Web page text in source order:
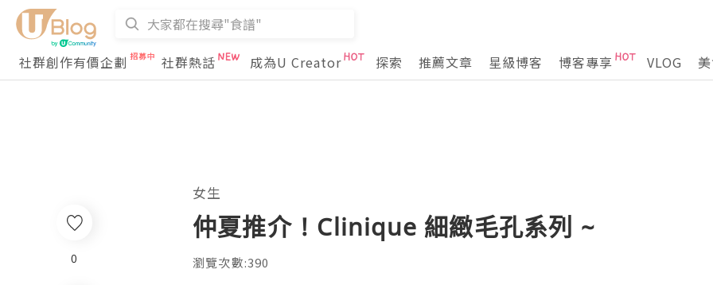
社群創作有價企劃 社群熱話 成為U Creator 探索 推薦文章 星級博客 博客專享 VLOG
0
女生
仲夏推介 ! Clinique 細緻毛孔系列 ~
瀏覽次數:390